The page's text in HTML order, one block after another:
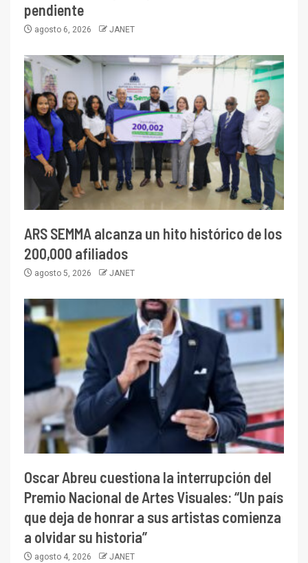
pendiente
agosto 6, 2026 JANET
ARS SEMMA alcanza un hito histórico de los
200,000 afiliados
agosto 5, 2026 JANET
Oscar Abreu cuestiona la interrupción del
Premio Nacional de Artes Visuales: “Un país
que deja de honrar a sus artistas comienza
a olvidar su historia”
agosto 4, 2026 JANET